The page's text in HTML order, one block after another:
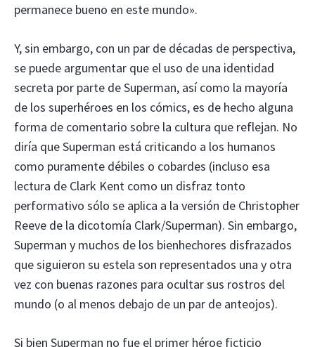
permanece bueno en este mundo».
Y, sin embargo, con un par de décadas de perspectiva,
se puede argumentar que el uso de una identidad
secreta por parte de Superman, así como la mayoría
de los superhéroes en los cómics, es de hecho alguna
forma de comentario sobre la cultura que reflejan. No
diría que Superman está criticando a los humanos
como puramente débiles o cobardes (incluso esa
lectura de Clark Kent como un disfraz tonto
performativo sólo se aplica a la versión de Christopher
Reeve de la dicotomía Clark/Superman). Sin embargo,
Superman y muchos de los bienhechores disfrazados
que siguieron su estela son representados una y otra
vez con buenas razones para ocultar sus rostros del
mundo (o al menos debajo de un par de anteojos).
Si bien Superman no fue el primer héroe ficticio